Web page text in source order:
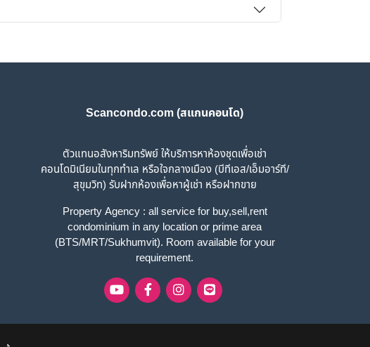
Scancondo.com (สแกนคอนโด)
ตัวแทนอสังหาริมทรัพย์ ให้บริการหาห้องชุดเพื่อเช่า
คอนโดมิเนียมในทุกทำเล หรือใจกลางเมือง (บีทีเอส/เอ็มอาร์ที/
สุขุมวิท) รับฝากห้องเพื่อหาผู้เช่า หรือฝากขาย
Property Agency : all service for buy,sell,rent
condominium in any location or prime area
(BTS/MRT/Sukhumvit). Room available for your
requirement.